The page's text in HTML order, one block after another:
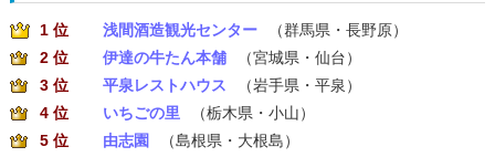
1 位 浅間酒造観光センター
（群馬県・長野原）
2 位
伊達の牛たん本舗
（宮城県・仙台）
3 位
平泉レストハウス
（岩手県・平泉）
4 位
いちごの里
（栃木県・小山）
5 位
由志園
（島根県・大根島）